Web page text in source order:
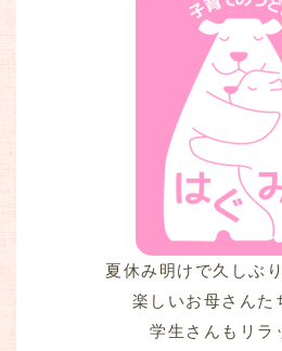
夏休み明けで久しぶ
楽しいお母さんた
学生さんもリラ